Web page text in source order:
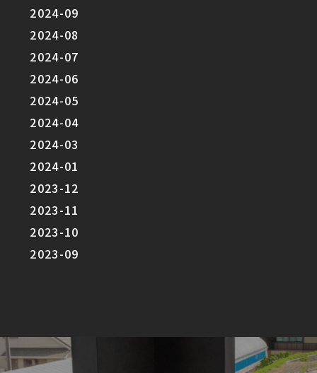
2024-09
2024-08
2024-07
2024-06
2024-05
2024-04
2024-03
2024-01
2023-12
2023-11
2023-10
2023-09